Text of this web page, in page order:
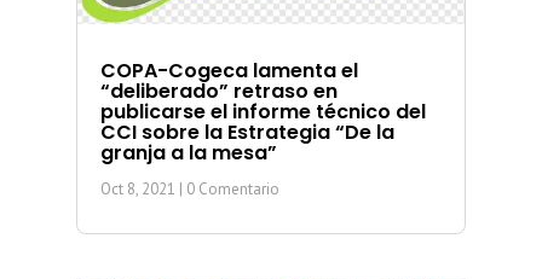
COPA-Cogeca lamenta el
“deliberado” retraso en
publicarse el informe técnico del
CCI sobre la Estrategia “De la
granja a la mesa”
Oct 8, 2021 | 0 Comentario